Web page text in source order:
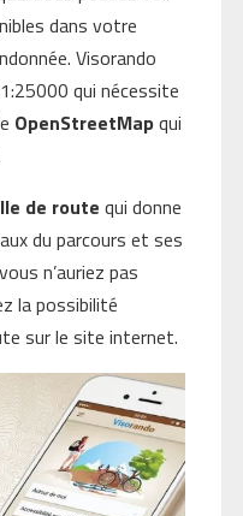
dans votre
Visorando
qui nécessite
OpenStreetMapqui
de route qui donne
du parcours et ses
n’auriez pas
la possibilité
sur le site internet.